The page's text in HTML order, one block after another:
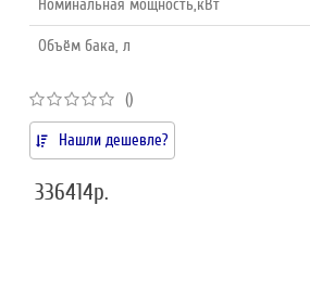
Номинальная мощность,кВт
Объём бака, л
()
Нашли дешевле?
336414р.